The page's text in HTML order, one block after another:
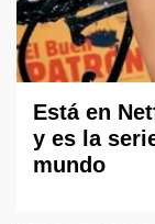
Está en
y es la
mundo